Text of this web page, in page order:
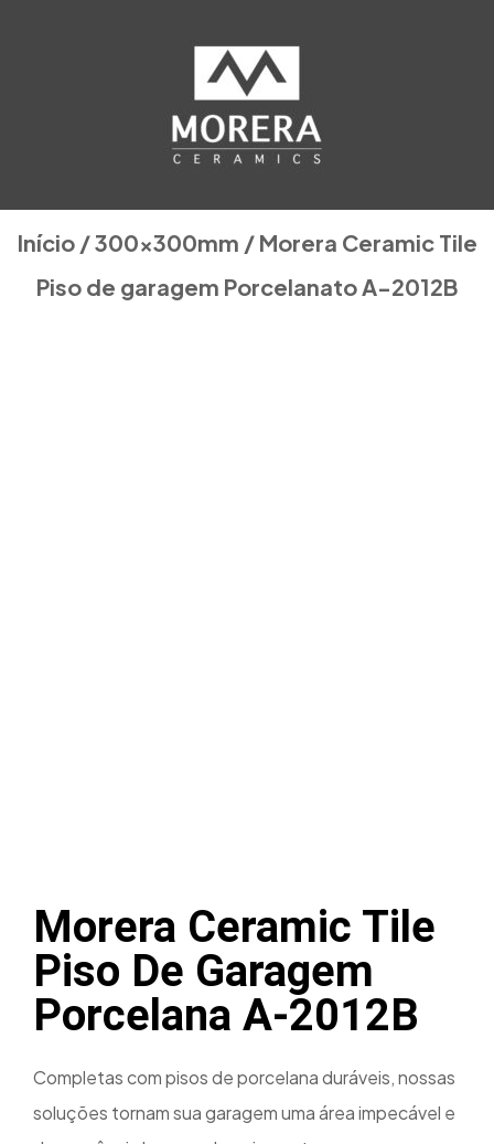
Início/300x300mm / Morera Ceramic Tile
Piso de garagem Porcelanato A-2012B
Morera Ceramic Tile
Piso De Garagem
Porcelana A-2012B
Completas com pisos de porcelana duráveis, nossas
soluções tornam sua garagem uma área impecável e